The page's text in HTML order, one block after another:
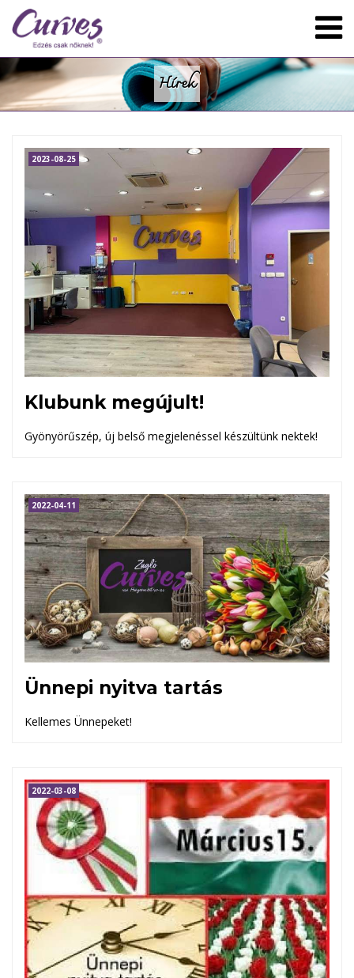
Hírek
2023-08-25
Klubunk megújult!
Gyönyörűszép, új belső megjelenéssel készültünk nektek!
2022-04-11
Ünnepi nyitva tartás
Kellemes Ünnepeket!
2022-03-08